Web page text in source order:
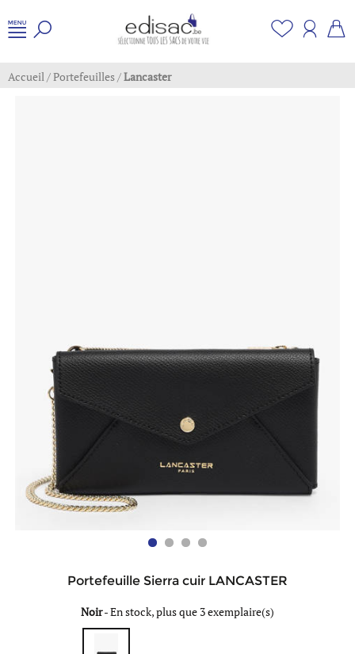
Accueil/Portefeuilles/Lancaster
Portefeuille Sierra cuir LANCASTER
Noir-En stock, plus que 3 exemplaire(s)